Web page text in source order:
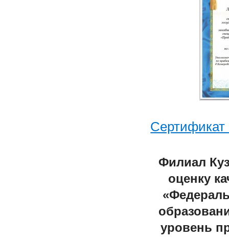
Сертификат
Филиал
оценку
уровень